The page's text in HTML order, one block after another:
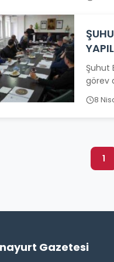
Şuhut
görev
8
1
Gazetesi